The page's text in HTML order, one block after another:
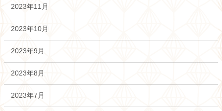
2023年11月
2023年10月
2023年9月
2023年8月
2023年7月